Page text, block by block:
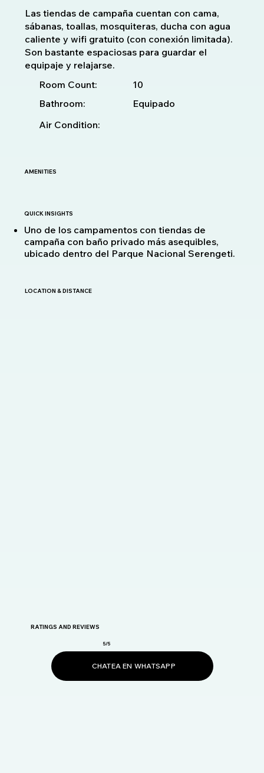
Las tiendas de campaña cuentan con cama,
sábanas, toallas, mosquiteras, ducha con agua
caliente y wifi gratuito (con conexión limitada).
Son bastante espaciosas para guardar el
equipaje y relajarse.
Room Count:
10
Bathroom:
Equipado
Air Condition:
AMENITIES
QUICK INSIGHTS
Uno de los campamentos con tiendas de
campaña con baño privado más asequibles,
ubicado dentro del Parque Nacional Serengeti.
LOCATION & DISTANCE
RATINGS AND REVIEWS
5/5
CHATEA EN WHATSAPP